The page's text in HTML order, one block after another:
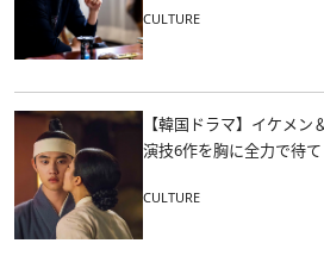
CULTURE
【韓国ドラマ】イケメ
演技6作を胸に全力で待て
CULTURE